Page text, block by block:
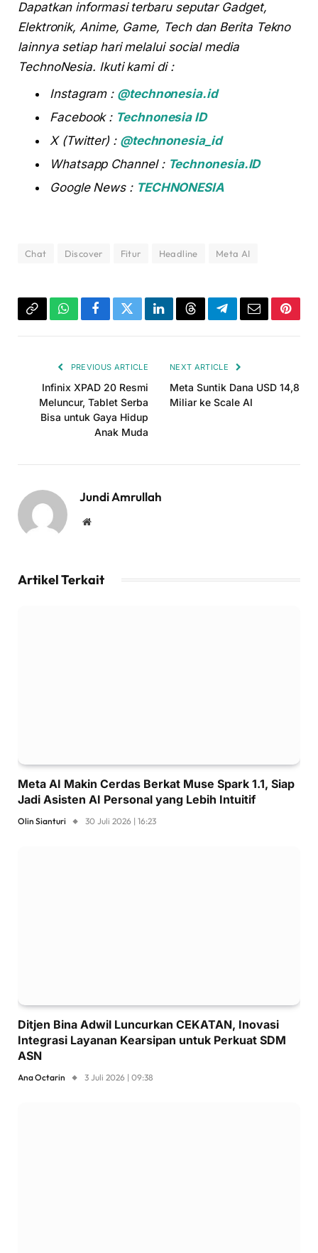
Dapatkan informasi terbaru seputar Gadget,
Elektronik, Anime, Game, Tech dan Berita Tekno
lainnya setiap hari melalui social media
TechnoNesia. Ikuti kami di :
Instagram : @technonesia.id
Facebook : Technonesia ID
X (Twitter) : @technonesia_id
Whatsapp Channel : Technonesia.ID
Google News : TECHNONESIA
Chat Discover Fitur Headline Meta AI
Copy WhatsAppFacebookTwitterLinkedInThreadsTelegramEmail
PREVIOUS ARTICLE
Infinix XPAD 20 Resmi
Meluncur, Tablet Serba
Bisa untuk Gaya Hidup
Anak Muda
NEXT ARTICLE
Meta Suntik Dana USD 14,8
Miliar ke Scale AI
Jundi Amrullah
Website
Artikel Terkait
Meta AI Makin Cerdas Berkat Muse Spark 1.1, Siap
Jadi Asisten AI Personal yang Lebih Intuitif
Olin Sianturi 30 Juli 2026 | 16:23
Ditjen Bina Adwil Luncurkan CEKATAN, Inovasi
Integrasi Layanan Kearsipan untuk Perkuat SDM
ASN
Ana Octarin 3 Juli 2026 | 09:38